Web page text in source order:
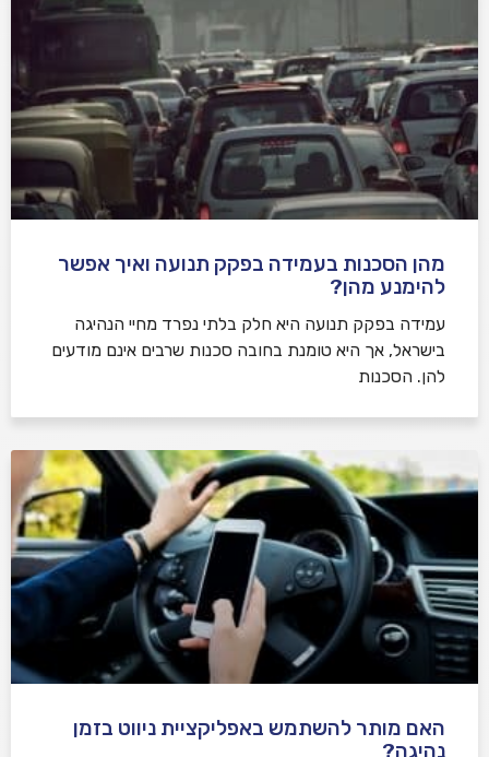
מהן הסכנות בעמידה בפקק תנועה ואיך אפשר
להימנע מהן?
עמידה בפקק תנועה היא חלק בלתי נפרד מחיי הנהיגה
בישראל, אך היא טומנת בחובה סכנות שרבים אינם מודעים
להן. הסכנות
האם מותר להשתמש באפליקציית ניווט בזמן
נהיגה?